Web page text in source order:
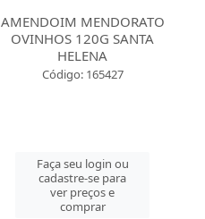
AMENDOIM MENDORATO
OVINHOS 120G SANTA
HELENA
Código: 165427
Faça seu login ou
cadastre-se para
ver preços e
comprar